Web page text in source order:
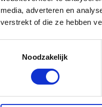
media, adverteren en
verstrekt of die ze hebben
Noodzakelijk